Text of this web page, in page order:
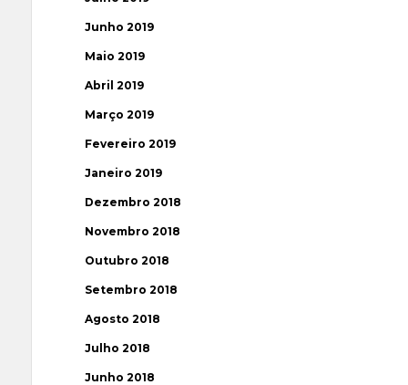
Junho 2019
Maio 2019
Abril 2019
Março 2019
Fevereiro 2019
Janeiro 2019
Dezembro 2018
Novembro 2018
Outubro 2018
Setembro 2018
Agosto 2018
Julho 2018
Junho 2018